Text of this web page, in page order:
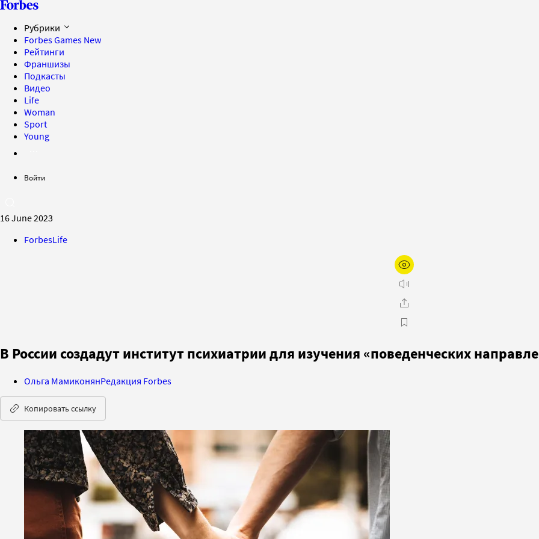
Рубрики
Forbes Games New
Рейтинги
Франшизы
Подкасты
Видео
Life
Woman
Sport
Young
Войти
16 June 2023
ForbesLife
В России создадут институт психиатрии для изучения «поведенческих
Ольга МамиконянРедакция Forbes
Копировать ссылку